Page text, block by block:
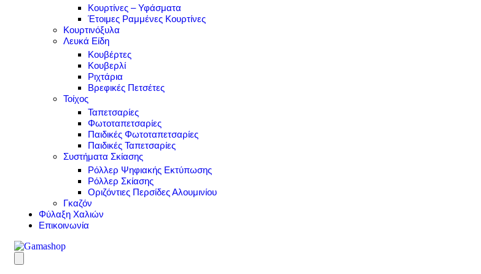
Κουρτίνες – Υφάσματα
Έτοιμες Ραμμένες Κουρτίνες
Κουρτινόξυλα
Λευκά Είδη
Κουβέρτες
Κουβερλί
Ριχτάρια
Βρεφικές Πετσέτες
Τοίχος
Ταπετσαρίες
Φωτοταπετσαρίες
Παιδικές Φωτοταπετσαρίες
Παιδικές Ταπετσαρίες
Συστήματα Σκίασης
Ρόλλερ Ψηφιακής Εκτύπωσης
Ρόλλερ Σκίασης
Οριζόντιες Περσίδες Αλουμινίου
Γκαζόν
Φύλαξη Χαλιών
Επικοινωνία